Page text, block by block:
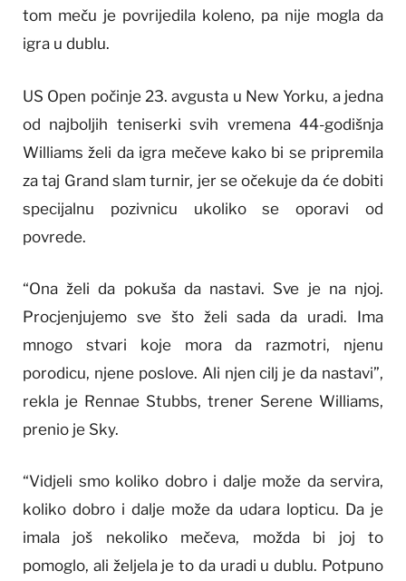
tom meču je povrijedila koleno, pa nije mogla da
igra u dublu.
US Open počinje 23. avgusta u New Yorku, a jedna
od najboljih teniserki svih vremena 44-godišnja
Williams želi da igra mečeve kako bi se pripremila
za taj Grand slam turnir, jer se očekuje da će dobiti
specijalnu pozivnicu ukoliko se oporavi od
povrede.
“Ona želi da pokuša da nastavi. Sve je na njoj.
Procjenjujemo sve što želi sada da uradi. Ima
mnogo stvari koje mora da razmotri, njenu
porodicu, njene poslove. Ali njen cilj je da nastavi”,
rekla je Rennae Stubbs, trener Serene Williams,
prenio je Sky.
“Vidjeli smo koliko dobro i dalje može da servira,
koliko dobro i dalje može da udara lopticu. Da je
imala još nekoliko mečeva, možda bi joj to
pomoglo, ali željela je to da uradi u dublu. Potpuno